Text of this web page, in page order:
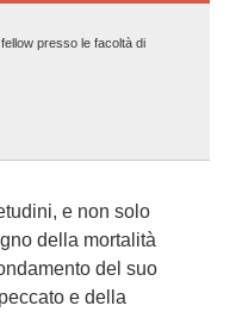
presso le facoltà di
e non solo
della mortalità
del suo
e della